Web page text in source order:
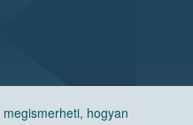
megismerheti, hogyan